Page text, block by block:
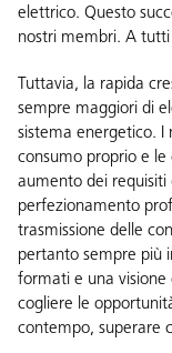
elettrico. Questo
nostri membri. A
Tuttavia, la rapida
sempre maggiori di
sistema energetico. I
consumo proprio e
aumento dei requisiti
perfezionamento
trasmissione delle
pertanto sempre più
formati e una
cogliere le
contempo, superare